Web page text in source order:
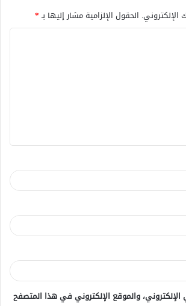
الإلكتروني. الحقول الإلزامية مشار إليها بـ*
والموقع الإلكتروني في هذا المتصفح